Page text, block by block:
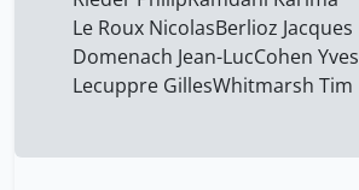
Le Roux NicolasBerlioz Jacques
Domenach Jean-LucCohen Yves
Lecuppre GillesWhitmarsh Tim